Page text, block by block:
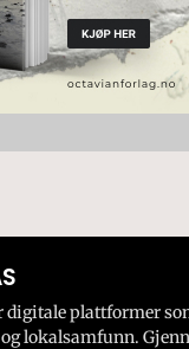
plattformer
lokalsamfunn.